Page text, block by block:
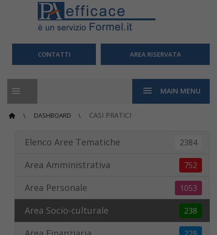
CONTATTI AREA RISERVATA
MAIN MENU
DASHBOARD CASI PRATICI
Elenco Aree Tematiche 2384
Area Amministrativa 752
Area Personale 1053
Area Socio-culturale 238